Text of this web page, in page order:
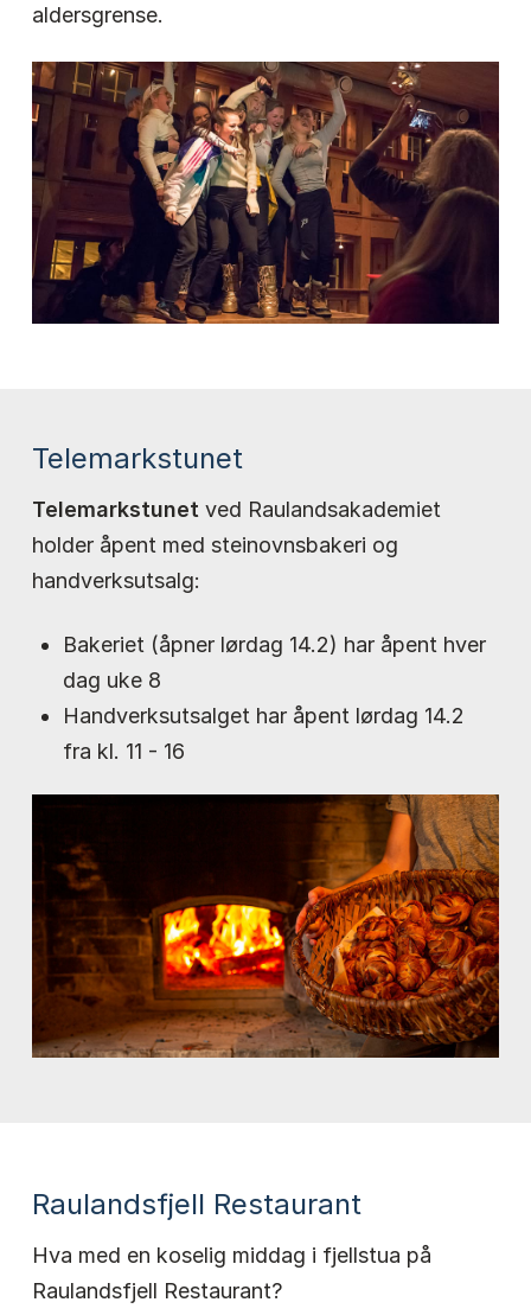
aldersgrense.
Telemarkstunet
Telemarkstunetved Raulandsakademiet
holder åpent med steinovnsbakeri og
handverksutsalg:
Bakeriet (åpner lørdag 14.2) har åpent hver
dag uke 8
Handverksutsalget har åpent lørdag 14.2
fra kl. 11 - 16
Raulandsfjell Restaurant
Hva med en koselig middag i fjellstua på
Raulandsfjell Restaurant?